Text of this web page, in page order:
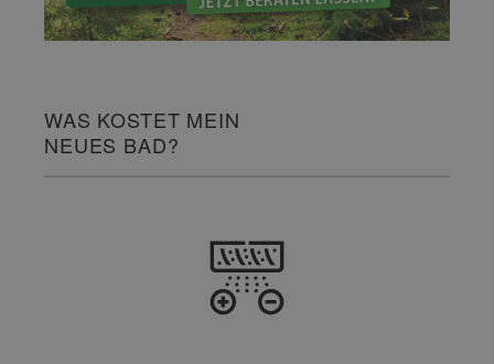
WAS KOSTET MEIN
NEUES BAD?